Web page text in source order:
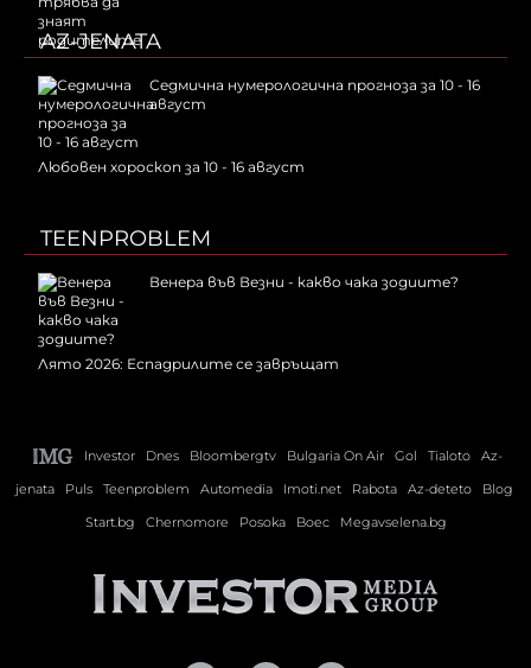
AZ-JENATA
Седмична нумерологична прогноза за 10 - 16
август
Любовен хороскоп за 10 - 16 август
TEENPROBLEM
Венера във Везни - какво чака зодиите?
Лято 2026: Еспадрилите се завръщат
Investor Dnes Bloombergtv Bulgaria On Air Gol Tialoto
Az-
jenata
Puls Teenproblem Automedia Imoti.net Rabota Az-deteto
Blog
Start.bg
Chernomore Posoka Boec Megavselena.bg